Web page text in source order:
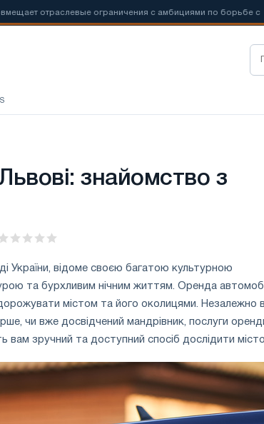
ограничения с амбициями по борьбе с 📰
знайомство з
України, відоме своєю багатою культурною
та бурхливим нічним життям. Оренда
містом та його околицями. Незалежно
чи вже досвідчений мандрівник, послуги
вам зручний та доступний спосіб дослідити